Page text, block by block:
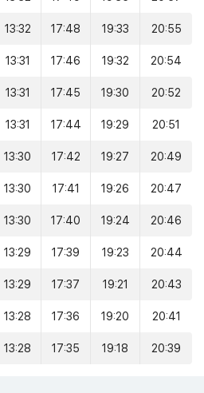
13:32 17:48 19:33 20:55
13:31 17:46 19:32 20:54
13:31 17:45 19:30 20:52
13:31 17:44 19:29 20:51
13:30 17:42 19:27 20:49
13:30 17:41 19:26 20:47
13:30 17:40 19:24 20:46
13:29 17:39 19:23 20:44
13:29 17:37 19:21 20:43
13:28 17:36 19:20 20:41
13:28 17:35 19:18 20:39